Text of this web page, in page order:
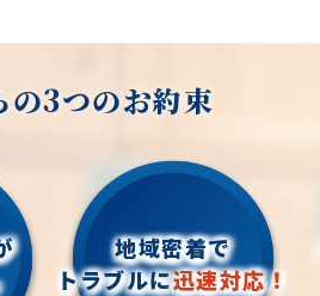
の3つのお約束
地域密着で
トラブルに迅速対応！